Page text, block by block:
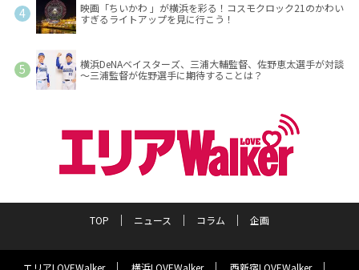
映画「ちいかわ 」が横浜を彩る！コスモクロック21のかわい
すぎるライトアップを見に行こう！
横浜DeNAベイスターズ、三浦大輔監督、佐野恵太選手が対談
～三浦監督が佐野選手に期待することは？
TOP ニュース コラム 企画